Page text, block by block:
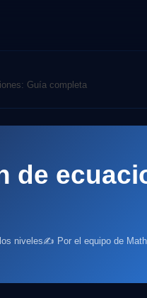
Guía completa
de
niveles✍️ Por el equipo de